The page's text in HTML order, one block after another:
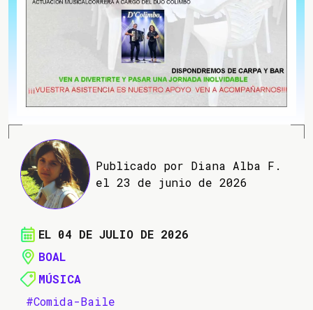
Publicado por Diana Alba F.
el 23 de junio de 2026
EL 04 DE JULIO DE 2026
BOAL
MÚSICA
#Comida-Baile